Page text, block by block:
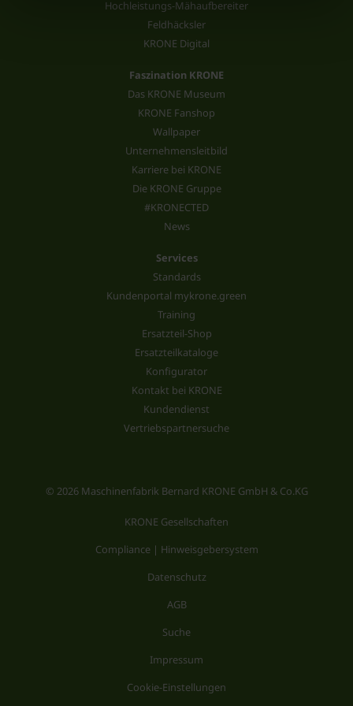
Hochleistungs-Mähaufbereiter
Feldhäcksler
KRONE Digital
Faszination KRONE
Das KRONE Museum
KRONE Fanshop
Wallpaper
Unternehmensleitbild
Karriere bei KRONE
Die KRONE Gruppe
#KRONECTED
News
Services
Standards
Kundenportal mykrone.green
Training
Ersatzteil-Shop
Ersatzteilkataloge
Konfigurator
Kontakt bei KRONE
Kundendienst
Vertriebspartnersuche
© 2026 Maschinenfabrik Bernard KRONE GmbH & Co.KG
KRONE Gesellschaften
Compliance | Hinweisgebersystem
Datenschutz
AGB
Suche
Impressum
Cookie-Einstellungen